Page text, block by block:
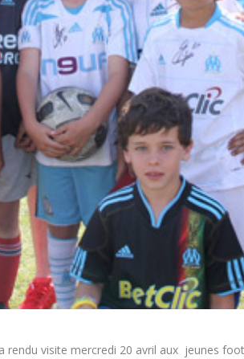
rendu visite mercredi 20 avril aux jeunes